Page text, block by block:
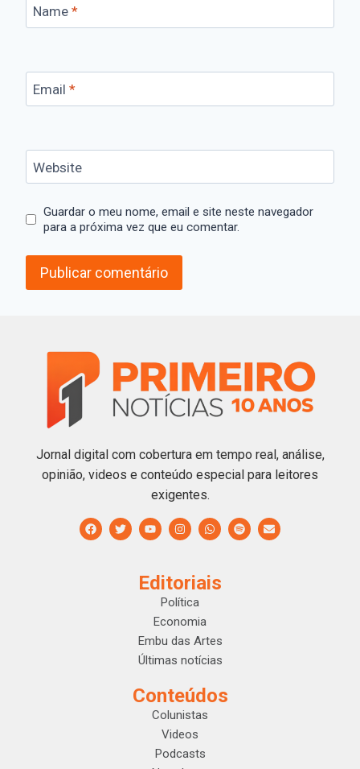
Name *
Email *
Website
Guardar o meu nome, email e site neste navegador
para a próxima vez que eu comentar.
Jornal digital com cobertura em tempo real, análise,
opinião, videos e conteúdo especial para leitores
exigentes.
Editoriais
Política
Economia
Embu das Artes
Últimas notícias
Conteúdos
Colunistas
Videos
Podcasts